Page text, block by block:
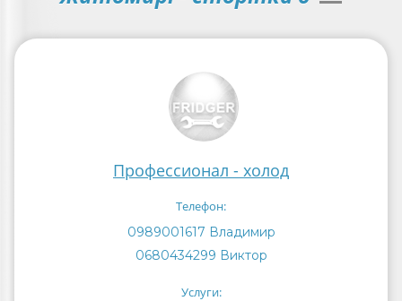
Профессионал - холод
Телефон:
0989001617 Владимир
0680434299 Виктор
Услуги: